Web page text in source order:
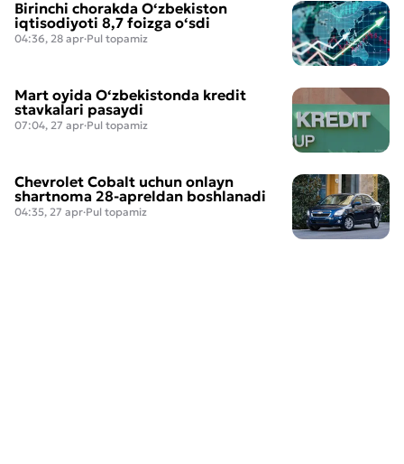
Birinchi chorakda O‘zbekiston
iqtisodiyoti 8,7 foizga o‘sdi
04:36, 28 apr·Pul topamiz
Mart oyida O‘zbekistonda kredit
stavkalari pasaydi
07:04, 27 apr·Pul topamiz
Chevrolet Cobalt uchun onlayn
shartnoma 28-apreldan boshlanadi
04:35, 27 apr·Pul topamiz